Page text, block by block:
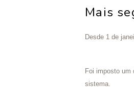
Mais
Desde 1 de
Foi imposto um
sistema.